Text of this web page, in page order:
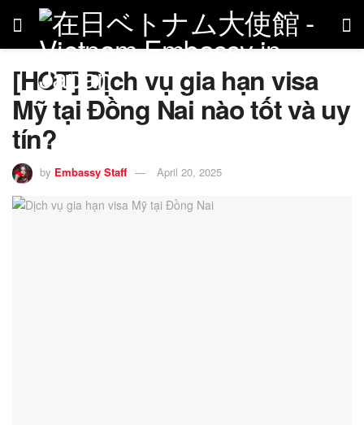
[HOT] Dịch vụ gia hạn visa
Mỹ tại Đồng Nai nào tốt và uy
tín?
by Embassy Staff April 20, 2025